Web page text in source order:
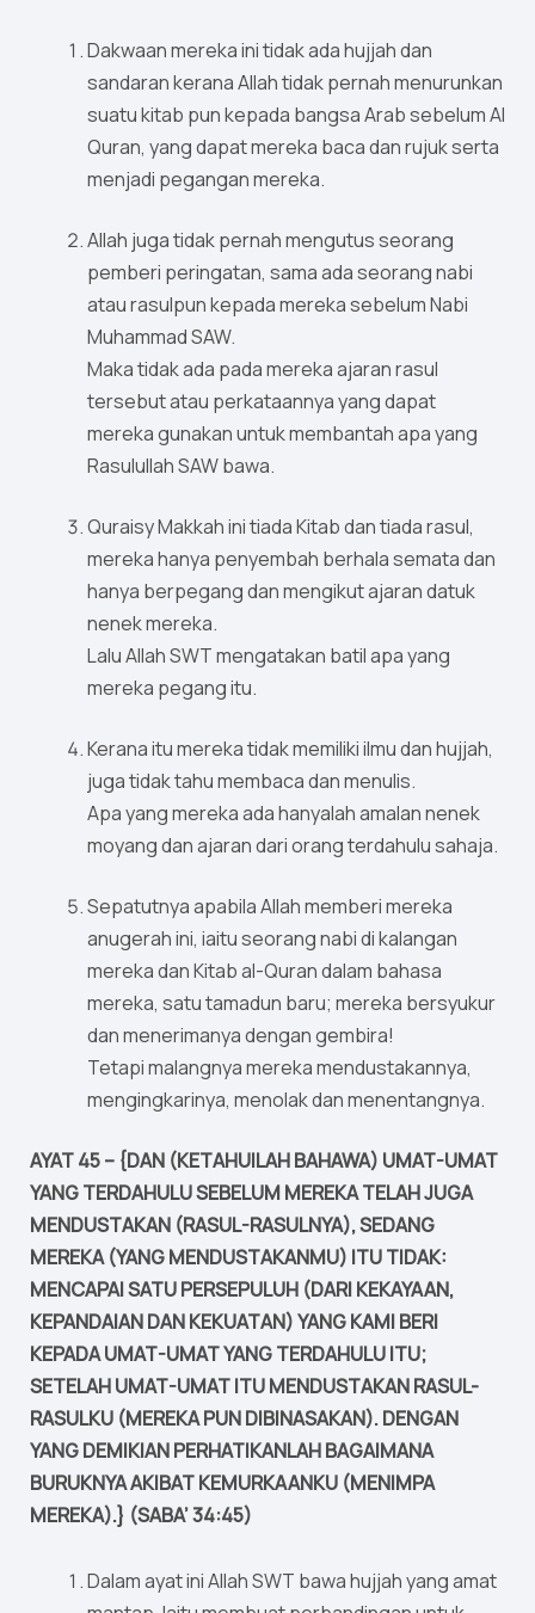
Dakwaan mereka ini tidak ada hujjah dan
sandaran kerana Allah tidak pernah menurunkan
suatu kitab pun kepada bangsa Arab sebelum Al
Quran, yang dapat mereka baca dan rujuk serta
menjadi pegangan mereka.
Allah juga tidak pernah mengutus seorang
pemberi peringatan, sama ada seorang nabi
atau rasulpun kepada mereka sebelum Nabi
Muhammad SAW.
Maka tidak ada pada mereka ajaran rasul
tersebut atau perkataannya yang dapat
mereka gunakan untuk membantah apa yang
Rasulullah SAW bawa.
Quraisy Makkah ini tiada Kitab dan tiada rasul,
mereka hanya penyembah berhala semata dan
hanya berpegang dan mengikut ajaran datuk
nenek mereka.
Lalu Allah SWT mengatakan batil apa yang
mereka pegang itu.
Kerana itu mereka tidak memiliki ilmu dan hujjah,
juga tidak tahu membaca dan menulis.
Apa yang mereka ada hanyalah amalan nenek
moyang dan ajaran dari orang terdahulu sahaja.
Sepatutnya apabila Allah memberi mereka
anugerah ini, iaitu seorang nabi di kalangan
mereka dan Kitab al-Quran dalam bahasa
mereka, satu tamadun baru; mereka bersyukur
dan menerimanya dengan gembira!
Tetapi malangnya mereka mendustakannya,
mengingkarinya, menolak dan menentangnya.
AYAT 45 – {DAN (KETAHUILAH BAHAWA) UMAT-UMAT
YANG TERDAHULU SEBELUM MEREKA TELAH JUGA
MENDUSTAKAN (RASUL-RASULNYA), SEDANG
MEREKA (YANG MENDUSTAKANMU) ITU TIDAK:
MENCAPAI SATU PERSEPULUH (DARI KEKAYAAN,
KEPANDAIAN DAN KEKUATAN) YANG KAMI BERI
KEPADA UMAT-UMAT YANG TERDAHULU ITU;
SETELAH UMAT-UMAT ITU MENDUSTAKAN RASUL-
RASULKU (MEREKA PUN DIBINASAKAN). DENGAN
YANG DEMIKIAN PERHATIKANLAH BAGAIMANA
BURUKNYA AKIBAT KEMURKAANKU (MENIMPA
MEREKA).} (SABA’ 34:45)
Dalam ayat ini Allah SWT bawa hujjah yang amat